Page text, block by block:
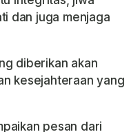
dan juga menjaga
diberikan akan
kesejahteraan yang
pesan dari